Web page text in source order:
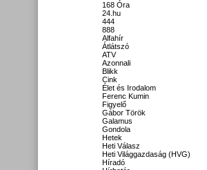
168 Óra
24.hu
444
888
Alfahír
Átlátszó
ATV
Azonnali
Blikk
Cink
Élet és Irodalom
Ferenc Kumin
Figyelő
Gábor Török
Galamus
Gondola
Hetek
Heti Válasz
Heti Világgazdaság (HVG)
Híradó